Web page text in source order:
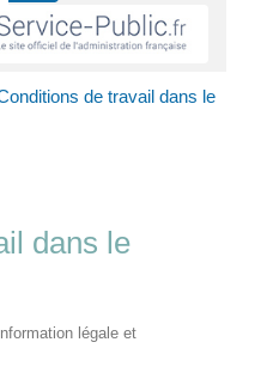
de travail dans le
dans le
légale et